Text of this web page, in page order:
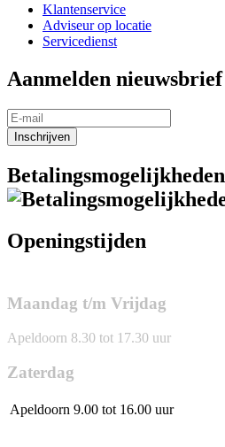
Klantenservice
Adviseur op locatie
Servicedienst
Aanmelden nieuwsbrief
Inschrijven
Betalingsmogelijkheden
Openingstijden
Maandag t/m Vrijdag
Apeldoorn 8.30 tot 17.30 uur
Zaterdag
Apeldoorn 9.00 tot 16.00 uur